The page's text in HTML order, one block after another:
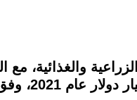
والغذائية،
أسواق جديدة، في عدد من دول